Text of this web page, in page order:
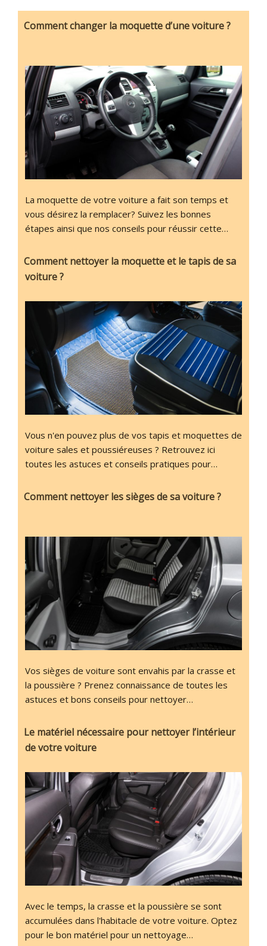
Comment changer la moquette d’une voiture ?
La moquette de votre voiture a fait son temps et
vous désirez la remplacer? Suivez les bonnes
étapes ainsi que nos conseils pour réussir cette…
Comment nettoyer la moquette et le tapis de sa
voiture ?
Vous n'en pouvez plus de vos tapis et moquettes de
voiture sales et poussiéreuses ? Retrouvez ici
toutes les astuces et conseils pratiques pour…
Comment nettoyer les sièges de sa voiture ?
Vos sièges de voiture sont envahis par la crasse et
la poussière ? Prenez connaissance de toutes les
astuces et bons conseils pour nettoyer…
Le matériel nécessaire pour nettoyer l’intérieur
de votre voiture
Avec le temps, la crasse et la poussière se sont
accumulées dans l'habitacle de votre voiture. Optez
pour le bon matériel pour un nettoyage…